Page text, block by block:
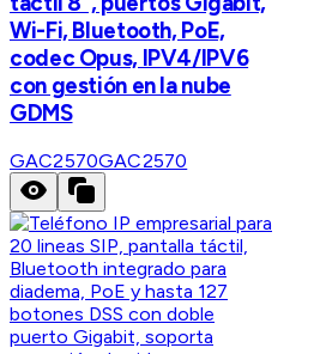
Wi-Fi, Bluetooth, PoE,
codec Opus, IPV4/IPV6
con gestión en la nube
GDMS
GAC2570GAC2570